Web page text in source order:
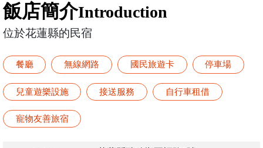
飯店簡介Introduction
位於花蓮縣的民宿
餐廳 無線網路 國民旅遊卡 停車場
兒童遊樂設施 接送服務 自行車租借
寵物友善旅宿